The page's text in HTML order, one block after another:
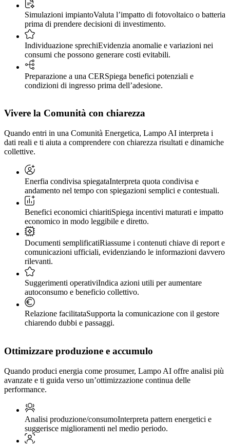
Simulazioni impiantoValuta l’impatto di fotovoltaico o batteria
prima di prendere decisioni di investimento.
Individuazione sprechiEvidenzia anomalie e variazioni nei
consumi che possono generare costi evitabili.
Preparazione a una CERSpiega benefici potenziali e
condizioni di ingresso prima dell’adesione.
Vivere la Comunità con chiarezza
Quando entri in una Comunità Energetica, Lampo AI interpreta i
dati reali e ti aiuta a comprendere con chiarezza risultati e dinamiche
collettive.
Enerfia condivisa spiegataInterpreta quota condivisa e
andamento nel tempo con spiegazioni semplici e contestuali.
Benefici economici chiaritiSpiega incentivi maturati e impatto
economico in modo leggibile e diretto.
Documenti semplificatiRiassume i contenuti chiave di report e
comunicazioni ufficiali, evidenziando le informazioni davvero
rilevanti.
Suggerimenti operativiIndica azioni utili per aumentare
autoconsumo e beneficio collettivo.
Relazione facilitataSupporta la comunicazione con il gestore
chiarendo dubbi e passaggi.
Ottimizzare produzione e accumulo
Quando produci energia come prosumer, Lampo AI offre analisi più
avanzate e ti guida verso un’ottimizzazione continua delle
performance.
Analisi produzione/consumoInterpreta pattern energetici e
suggerisce miglioramenti nel medio periodo.